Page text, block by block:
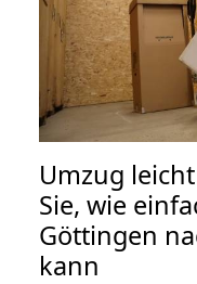
Umzug
Sie, wie
Göttingen
kann